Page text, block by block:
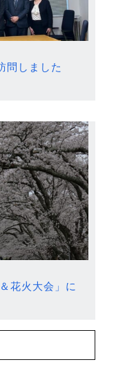
問しました
花火大会」に